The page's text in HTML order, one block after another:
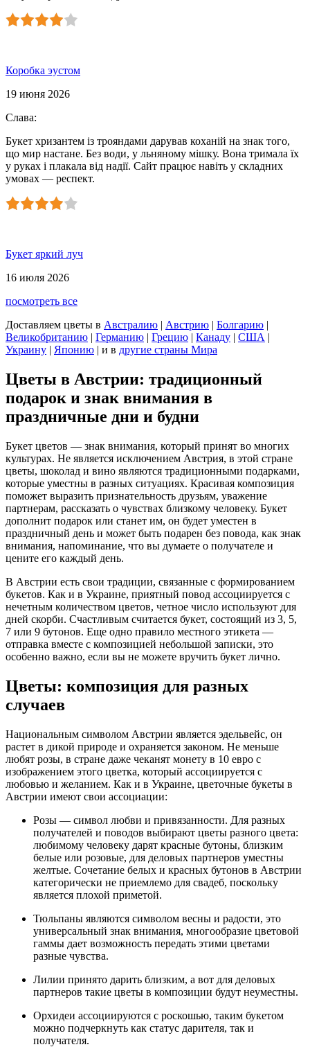
Коробка эустом
19 июня 2026
Слава:
Букет хризантем із трояндами дарував коханій на знак того,
що мир настане. Без води, у льняному мішку. Вона тримала їх
у руках і плакала від надії. Сайт працює навіть у складних
умовах — респект.
Букет яркий луч
16 июля 2026
посмотреть все
Доставляем цветы в Австралию | Австрию | Болгарию |
Великобританию | Германию | Грецию | Канаду | США |
Украину | Японию | и в другие страны Мира
Цветы в Австрии: традиционный
подарок и знак внимания в
праздничные дни и будни
Букет цветов — знак внимания, который принят во многих
культурах. Не является исключением Австрия, в этой стране
цветы, шоколад и вино являются традиционными подарками,
которые уместны в разных ситуациях. Красивая композиция
поможет выразить признательность друзьям, уважение
партнерам, рассказать о чувствах близкому человеку. Букет
дополнит подарок или станет им, он будет уместен в
праздничный день и может быть подарен без повода, как знак
внимания, напоминание, что вы думаете о получателе и
цените его каждый день.
В Австрии есть свои традиции, связанные с формированием
букетов. Как и в Украине, приятный повод ассоциируется с
нечетным количеством цветов, четное число используют для
дней скорби. Счастливым считается букет, состоящий из 3, 5,
7 или 9 бутонов. Еще одно правило местного этикета —
отправка вместе с композицией небольшой записки, это
особенно важно, если вы не можете вручить букет лично.
Цветы: композиция для разных
случаев
Национальным символом Австрии является эдельвейс, он
растет в дикой природе и охраняется законом. Не меньше
любят розы, в стране даже чеканят монету в 10 евро с
изображением этого цветка, который ассоциируется с
любовью и желанием. Как и в Украине, цветочные букеты в
Австрии имеют свои ассоциации:
Розы — символ любви и привязанности. Для разных
получателей и поводов выбирают цветы разного цвета:
любимому человеку дарят красные бутоны, близким
белые или розовые, для деловых партнеров уместны
желтые. Сочетание белых и красных бутонов в Австрии
категорически не приемлемо для свадеб, поскольку
является плохой приметой.
Тюльпаны являются символом весны и радости, это
универсальный знак внимания, многообразие цветовой
гаммы дает возможность передать этими цветами
разные чувства.
Лилии принято дарить близким, а вот для деловых
партнеров такие цветы в композиции будут неуместны.
Орхидеи ассоциируются с роскошью, таким букетом
можно подчеркнуть как статус дарителя, так и
получателя.